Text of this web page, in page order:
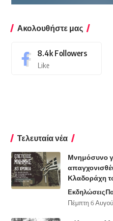
Ακολουθήστε μας
8.4k Followers
Like
Τελευταία νέα
Μνημόσυνο
Κλαδοράχη
Εκδηλώσεις
Πέμπτη 6